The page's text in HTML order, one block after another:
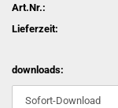
Art.Nr.:
Lieferzeit:
downloads: